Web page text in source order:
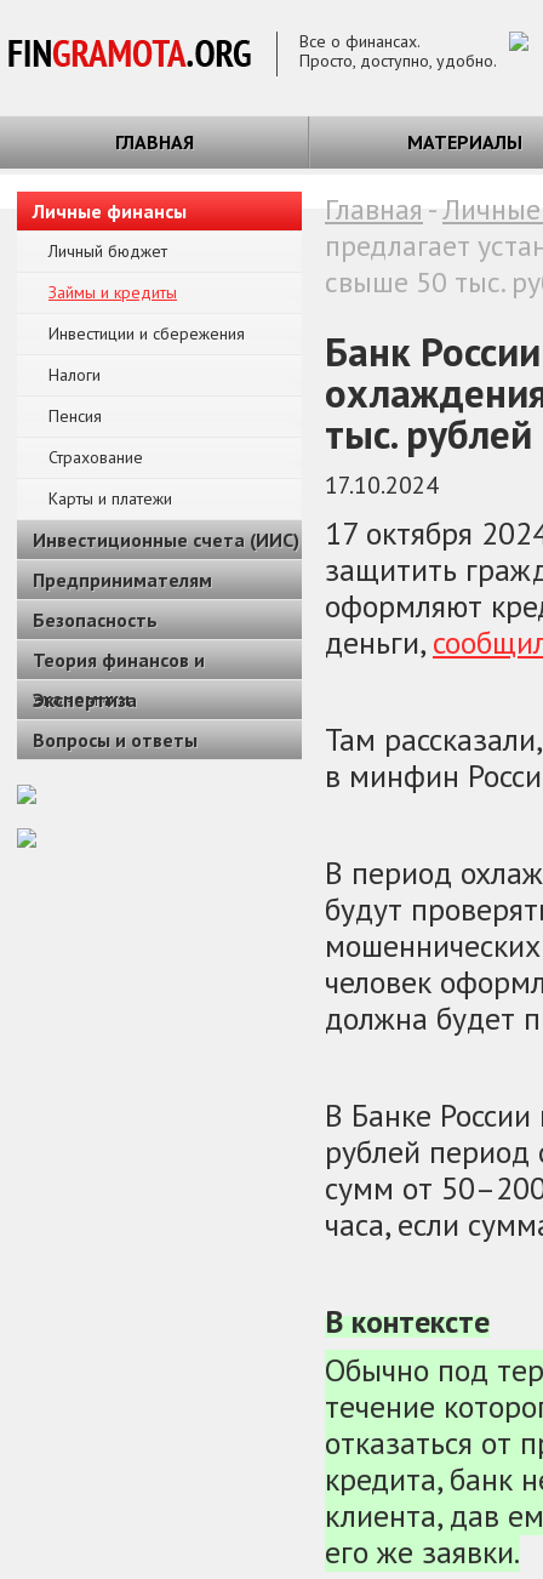
Все о финансах.
Просто, доступно, удобно.
ГЛАВНАЯ МАТЕРИАЛЫ
Личные финансы
Личный бюджет
Займы и кредиты
Инвестиции и сбережения
Налоги
Пенсия
Страхование
Карты и платежи
Инвестиционные счета (ИИС)
Предпринимателям
Безопасность
Теория финансов и
экономики
Экспертиза
Вопросы и ответы
Главная -
предлагает
свыше 50 тыс.
Банк
тыс. рублей
17.10.2024
17 октября
защитить
оформляют
деньги,
Там
в минфин
В период
будут
человек
должна будет
В Банке
рублей период
сумм от
часа, если
В контексте
Обычно под
течение
отказаться от
кредита, банк
клиента, дав
его же заявки.